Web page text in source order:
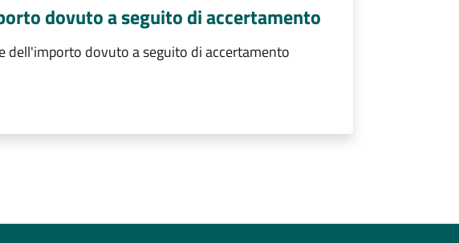
dovuto a seguito di accertamento
dell'importo dovuto a seguito di accertamento